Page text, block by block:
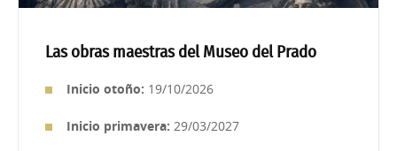
Las obras maestras del Museo del Prado
Inicio otoño: 19/10/2026
Inicio primavera: 29/03/2027